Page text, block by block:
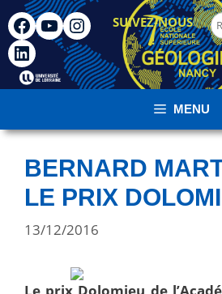
SUIVEZ-NOUS
!
MENU
BERNARD
LE PRIX
13/12/2016
Le prix Dolomieu de